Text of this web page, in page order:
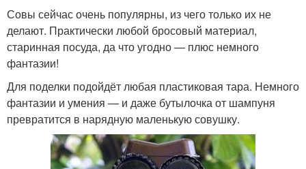
Ежик из бутылок
Ежик из пластиковых
бутылок
Ежик из бутылки
Ёж из пластиковой
бутылки
Пуфик из пластиковых
Бутылки для улицы
Совы сейчас очень популярны, из чего только их не
делают. Практически любой бросовый материал,
старинная посуда, да что угодно — плюс немного
фантазии!
Для поделки подойдёт любая пластиковая тара. Немного
фантазии и умения — и даже бутылочка от шампуня
превратится в нарядную маленькую совушку.